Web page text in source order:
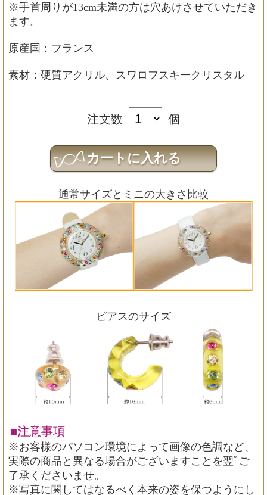
※手首周りが13cm未満の方は穴あけさせていただき
ます。
原産国：フランス
素材：硬質アクリル、スワロフスキークリスタル
注文数 個
通常サイズとミニの大きさ比較
ピアスのサイズ
■注意事項
※お客様のパソコン環境によって画像の色調など、
実際の商品と異なる場合がございますことを翌ﾟご
了承くださいませ。
※写真に関してはなるべく本来の姿を保つようにし